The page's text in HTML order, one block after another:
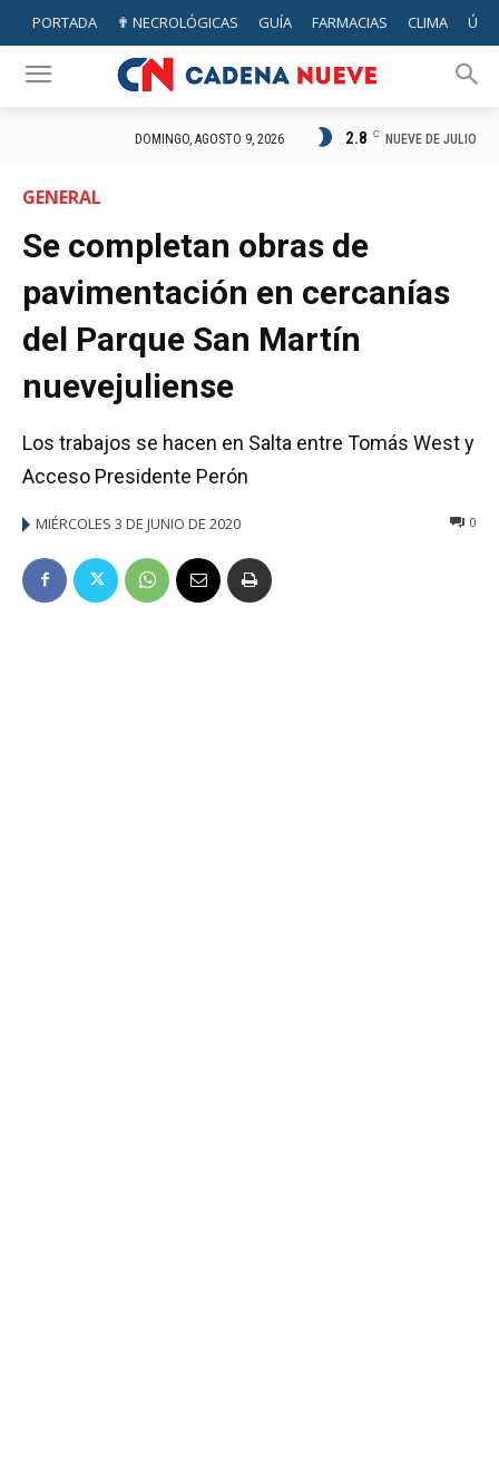
PORTADA ✟ NECROLÓGICAS GUÍA FARMACIAS CLIMA
DOMINGO, AGOSTO 9, 2026 2.8 C NUEVE DE JULIO
GENERAL
Se completan obras de
pavimentación en cercanías
del Parque San Martín
nuevejuliense
Los trabajos se hacen en Salta entre Tomás West y
Acceso Presidente Perón
MIÉRCOLES 3 DE JUNIO DE 2020 0